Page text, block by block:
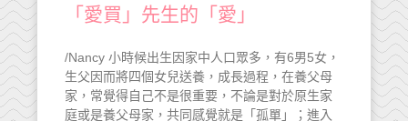
「愛買」先生的「愛」
/Nancy 小時候出生因家中人口眾多，有6男5女，
生父因而將四個女兒送養，成長過程，在養父母
家，常覺得自己不是很重要，不論是對於原生家
庭或是養父母家，共同感覺就是「孤單」；進入